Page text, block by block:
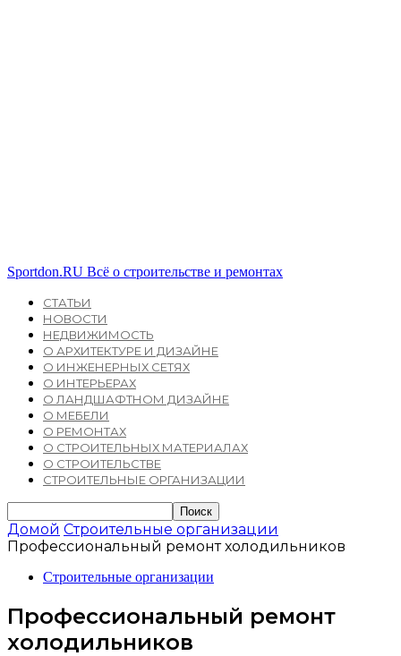
Sportdon.RU Всё о строительстве и ремонтах
СТАТЬИ
НОВОСТИ
НЕДВИЖИМОСТЬ
О АРХИТЕКТУРЕ И ДИЗАЙНЕ
О ИНЖЕНЕРНЫХ СЕТЯХ
О ИНТЕРЬЕРАХ
О ЛАНДШАФТНОМ ДИЗАЙНЕ
О МЕБЕЛИ
О РЕМОНТАХ
О СТРОИТЕЛЬНЫХ МАТЕРИАЛАХ
О СТРОИТЕЛЬСТВЕ
СТРОИТЕЛЬНЫЕ ОРГАНИЗАЦИИ
Домой Строительные организации
Профессиональный ремонт холодильников
Строительные организации
Профессиональный ремонт
холодильников